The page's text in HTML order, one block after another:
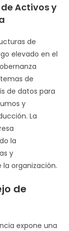
Activos y
de
elevado en el
de
de datos para
y
La
la
y
organización.
de
expone una